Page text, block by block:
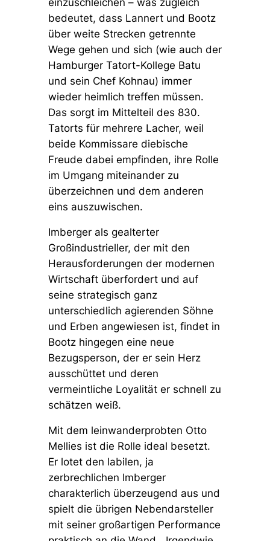
einzuschleichen – was zugleich
bedeutet, dass Lannert und Bootz
über weite Strecken getrennte
Wege gehen und sich (wie auch der
Hamburger Tatort-Kollege Batu
und sein Chef Kohnau) immer
wieder heimlich treffen müssen.
Das sorgt im Mittelteil des 830.
Tatorts für mehrere Lacher, weil
beide Kommissare diebische
Freude dabei empfinden, ihre Rolle
im Umgang miteinander zu
überzeichnen und dem anderen
eins auszuwischen.
Imberger als gealterter
Großindustrieller, der mit den
Herausforderungen der modernen
Wirtschaft überfordert und auf
seine strategisch ganz
unterschiedlich agierenden Söhne
und Erben angewiesen ist, findet in
Bootz hingegen eine neue
Bezugsperson, der er sein Herz
ausschüttet und deren
vermeintliche Loyalität er schnell zu
schätzen weiß.
Mit dem leinwanderprobten Otto
Mellies ist die Rolle ideal besetzt.
Er lotet den labilen, ja
zerbrechlichen Imberger
charakterlich überzeugend aus und
spielt die übrigen Nebendarsteller
mit seiner großartigen Performance